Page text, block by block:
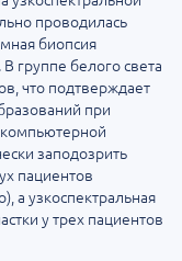
проводилась
биопсия
группе белого света
что подтверждает
при
заподозрить
пациентов
а узкоспектральная
у трех пациентов